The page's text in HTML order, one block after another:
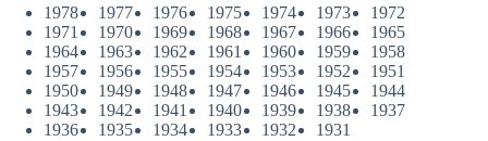
1978
1977 1976 1975 1974 1973
1972
1971
1970 1969 1968 1967 1966
1965
1964
1963 1962 1961 1960 1959
1958
1957
1956 1955 1954 1953 1952
1951
1950
1949 1948 1947 1946 1945
1944
1943
1942 1941 1940 1939 1938
1937
1936
1935 1934 1933 1932 1931